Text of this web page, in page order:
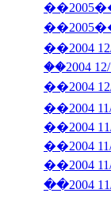
��2004
��2004
��2004
��2004
��2004